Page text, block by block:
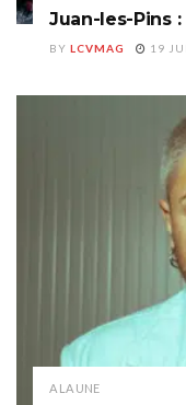
Juan-les-Pins
BY LCVMAG 19
A LA UNE